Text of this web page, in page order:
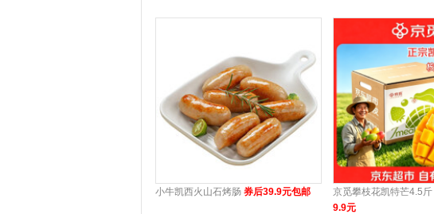
小牛凯西火山石烤肠 券后39.9元包邮 京觅攀枝花凯特芒4.5斤
9.9元